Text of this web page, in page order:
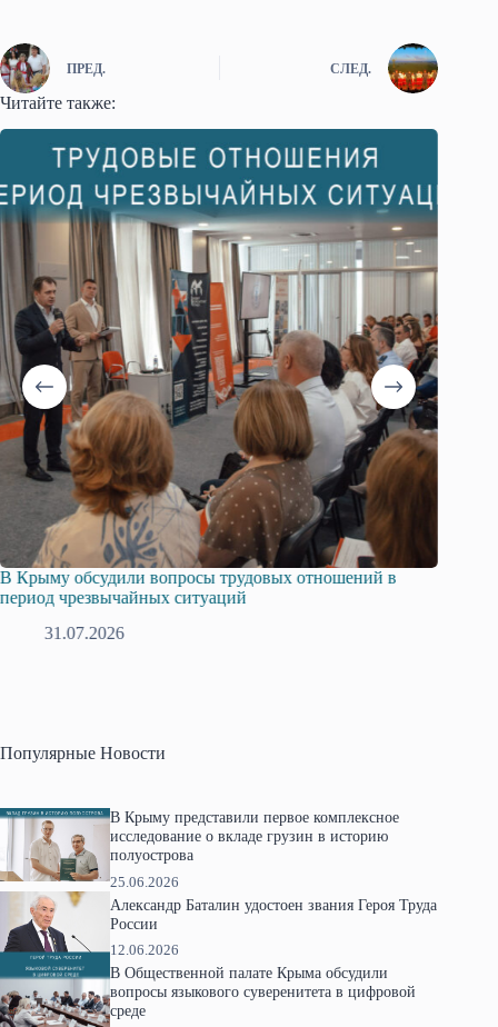
ПРЕД. СЛЕД.
Читайте также:
отношений в
Русская община Крыма и Федерация
профсоюзов Крыма укрепляют
Популярные Новости
В Крыму представили первое комплексное
исследование о вкладе грузин в историю
полуострова
25.06.2026
Александр Баталин удостоен звания Героя Труда
России
12.06.2026
В Общественной палате Крыма обсудили
вопросы языкового суверенитета в цифровой
среде